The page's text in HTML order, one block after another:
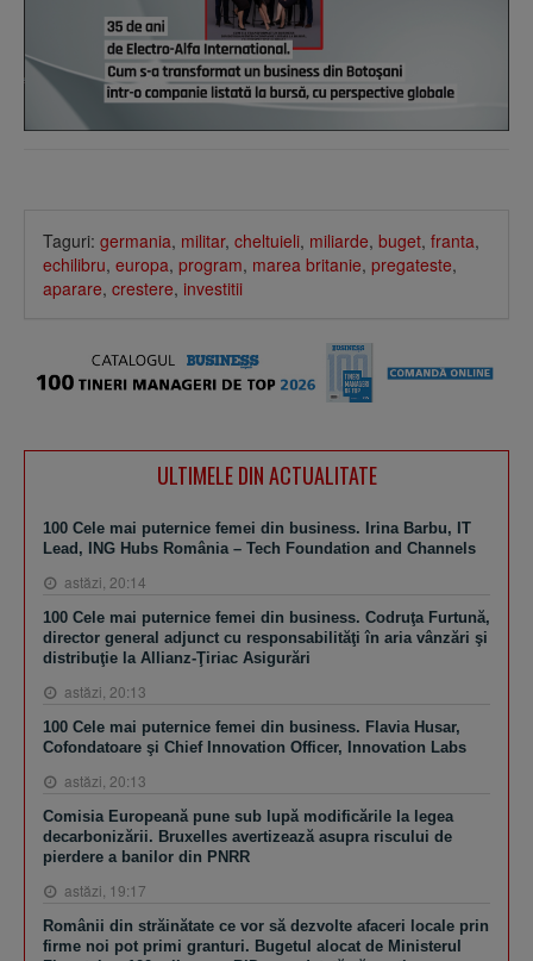
Taguri: germania, militar, cheltuieli, miliarde, buget, franta,
echilibru, europa, program, marea britanie, pregateste,
aparare, crestere, investitii
ULTIMELE DIN ACTUALITATE
100 Cele mai puternice femei din business. Irina Barbu, IT
Lead, ING Hubs România – Tech Foundation and Channels
astăzi, 20:14
100 Cele mai puternice femei din business. Codruţa Furtună,
director general adjunct cu responsabilităţi în aria vânzări şi
distribuţie la Allianz-Ţiriac Asigurări
astăzi, 20:13
100 Cele mai puternice femei din business. Flavia Husar,
Cofondatoare şi Chief Innovation Officer, Innovation Labs
astăzi, 20:13
Comisia Europeană pune sub lupă modificările la legea
decarbonizării. Bruxelles avertizează asupra riscului de
pierdere a banilor din PNRR
astăzi, 19:17
Românii din străinătate ce vor să dezvolte afaceri locale prin
firme noi pot primi granturi. Bugetul alocat de Ministerul